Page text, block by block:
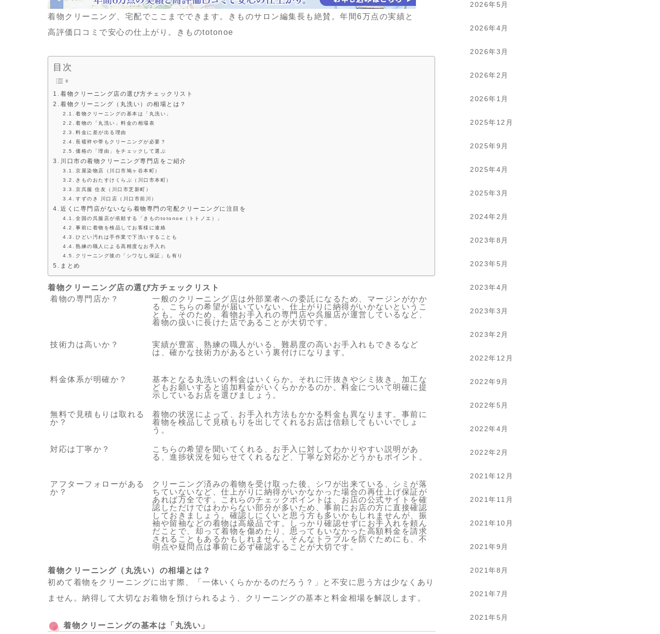
着物クリーニング、宅配でここまでできます。きものサロン編集長も絶賛。年間6万点の実績と
高評価口コミで安心の仕上がり。きものtotonoe
目次
着物クリーニング店の選び方チェックリスト
着物クリーニング（丸洗い）の相場とは？
着物クリーニングの基本は「丸洗い」
着物の「丸洗い」料金の相場表
料金に差が出る理由
長襦袢や帯もクリーニングが必要？
価格の「理由」をチェックして選ぶ
川口市の着物クリーニング専門店をご紹介
京屋染物店（川口市鳩ヶ谷本町）
きものおたすけくらぶ（川口市本町）
京呉服 住友（川口市芝新町）
すずのき 川口店（川口市前川）
近くに専門店がないなら着物専門の宅配クリーニングに注目を
全国の呉服店が依頼する「きものtotonoe（トトノエ）」
事前に着物を検品してお客様に連絡
ひどい汚れは手作業で下洗いすることも
熟練の職人による高精度なお手入れ
クリーニング後の「シワなし保証」も有り
まとめ
着物クリーニング店の選び方チェックリスト
着物の専門店か？
一般のクリーニング店は外部業者への委託になるため、マージンがかか
る、こちらの希望が届いていない、仕上がりに納得がいかないというこ
とも。そのため、着物お手入れの専門店や呉服店が運営しているなど、
着物の扱いに長けた店であることが大切です。
技術力は高いか？
実績が豊富、熟練の職人がいる、難易度の高いお手入れもできるなど
は、確かな技術力があるという裏付けになります。
料金体系が明確か？
基本となる丸洗いの料金はいくらか。それに汗抜きやシミ抜き、加工な
どもお願いすると追加料金がいくらかかるのか。料金について明確に提
示しているお店を選びましょう。
無料で見積もりは取れる
か？
着物の状況によって、お手入れ方法もかかる料金も異なります。事前に
着物を検品して見積もりを出してくれるお店は信頼してもいいでしょ
う。
対応は丁寧か？
こちらの希望を聞いてくれる、お手入に対してわかりやすい説明があ
る、進捗状況を知らせてくれるなど、丁寧な対応かどうかもポイント。
アフターフォローがある
か？
クリーニング済みの着物を受け取った後、シワが出来ている、シミが落
ちていないなど、仕上がりに納得がいかなかった場合の再仕上げ保証が
あれば万全です。これらのチェックポイントは、お店の公式サイトを確
認しただけではわからない部分が多いため、事前にお店の方に直接確認
しておきましょう。確認しにくいと思う方も多いかもしれませんが、振
袖や留袖などの着物は高級品です。しっかり確認せずにお手入れを頼ん
だことで、却って着物を傷めたり、思ってもいなかった高額料金を請求
されることもあるかもしれません。そんなトラブルを防ぐためにも、不
明点や疑問点は事前に必ず確認することが大切です。
着物クリーニング（丸洗い）の相場とは？
初めて着物をクリーニングに出す際、
「一体いくらかかるのだろう？」と不安に思う方は少なくあり
ません。 納得して大切なお着物を預けられるよう、 クリーニングの基本と料金相場を解説します。
着物クリーニングの基本は「丸洗い」
2026年5月
2026年4月
2026年3月
2026年2月
2026年1月
2025年12月
2025年9月
2025年4月
2025年3月
2024年2月
2023年8月
2023年5月
2023年4月
2023年3月
2023年2月
2022年12月
2022年9月
2022年5月
2022年4月
2022年2月
2021年12月
2021年11月
2021年10月
2021年9月
2021年8月
2021年7月
2021年5月